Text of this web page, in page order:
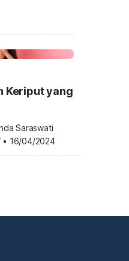
Keriput yang
Saraswati
• 16/04/2024